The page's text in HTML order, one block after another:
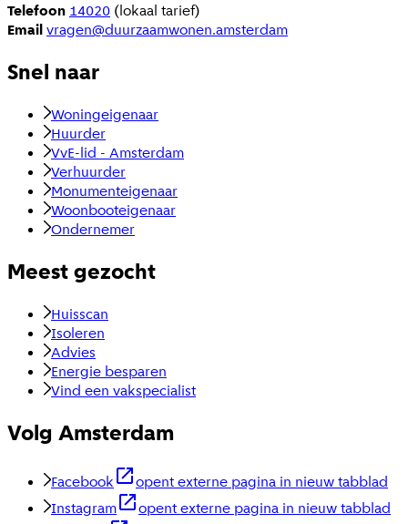
Telefoon 14020 (lokaal tarief)
Emailvragen@duurzaamwonen.amsterdam
Snel naar
Woningeigenaar
Huurder
VvE-lid - Amsterdam
Verhuurder
Monumenteigenaar
Woonbooteigenaar
Ondernemer
Meest gezocht
Huisscan
Isoleren
Advies
Energie besparen
Vind een vakspecialist
Volg Amsterdam
Facebook
opent externe pagina in nieuw tabblad
Instagram
opent externe pagina in nieuw tabblad